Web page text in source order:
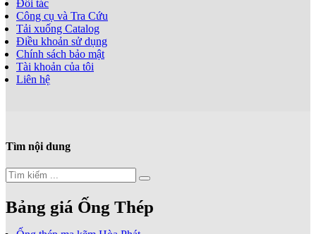
Đối tác
Công cụ và Tra Cứu
Tải xuống Catalog
Điều khoản sử dụng
Chính sách bảo mật
Tài khoản của tôi
Liên hệ
Tìm nội dung
Bảng giá Ống Thép